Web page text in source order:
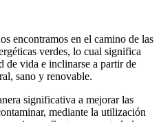
encontramos en el camino de las
verdes, lo cual significa
de vida e inclinarse a partir de
sano y renovable.
significativa a mejorar las
mediante la utilización